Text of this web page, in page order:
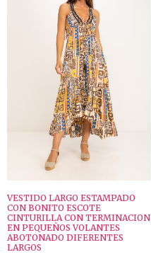
VESTIDO LARGO ESTAMPADO
CON BONITO ESCOTE
CINTURILLA CON TERMINACION
EN PEQUEÑOS VOLANTES
ABOTONADO DIFERENTES
LARGOS